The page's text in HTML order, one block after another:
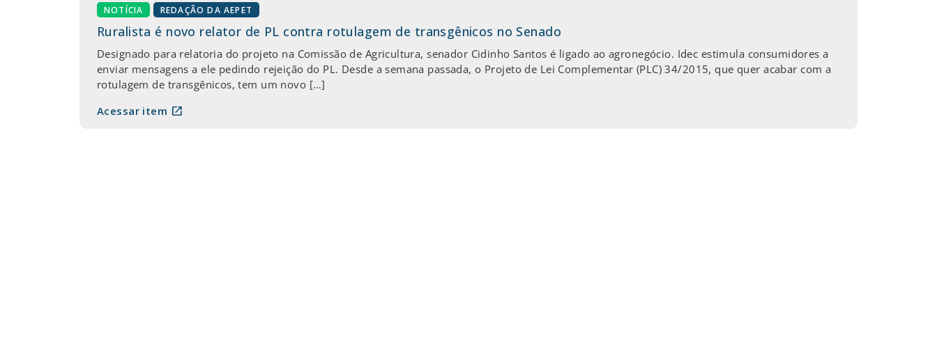
NOTÍCIA REDAÇÃO DA AEPET
Ruralista é novo relator de PL contra rotulagem de transgênicos no Senado
Designado para relatoria do projeto na Comissão de Agricultura, senador Cidinho Santos é ligado ao agronegócio. Idec estimula consumidores a
enviar mensagens a ele pedindo rejeição do PL. Desde a semana passada, o Projeto de Lei Complementar (PLC) 34/2015, que quer acabar com a
rotulagem de transgênicos, tem um novo […]
Acessar item open_in_new